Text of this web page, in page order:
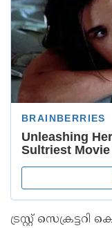
ട്രസ്റ്റ്‌ സെക്രട്ടറി